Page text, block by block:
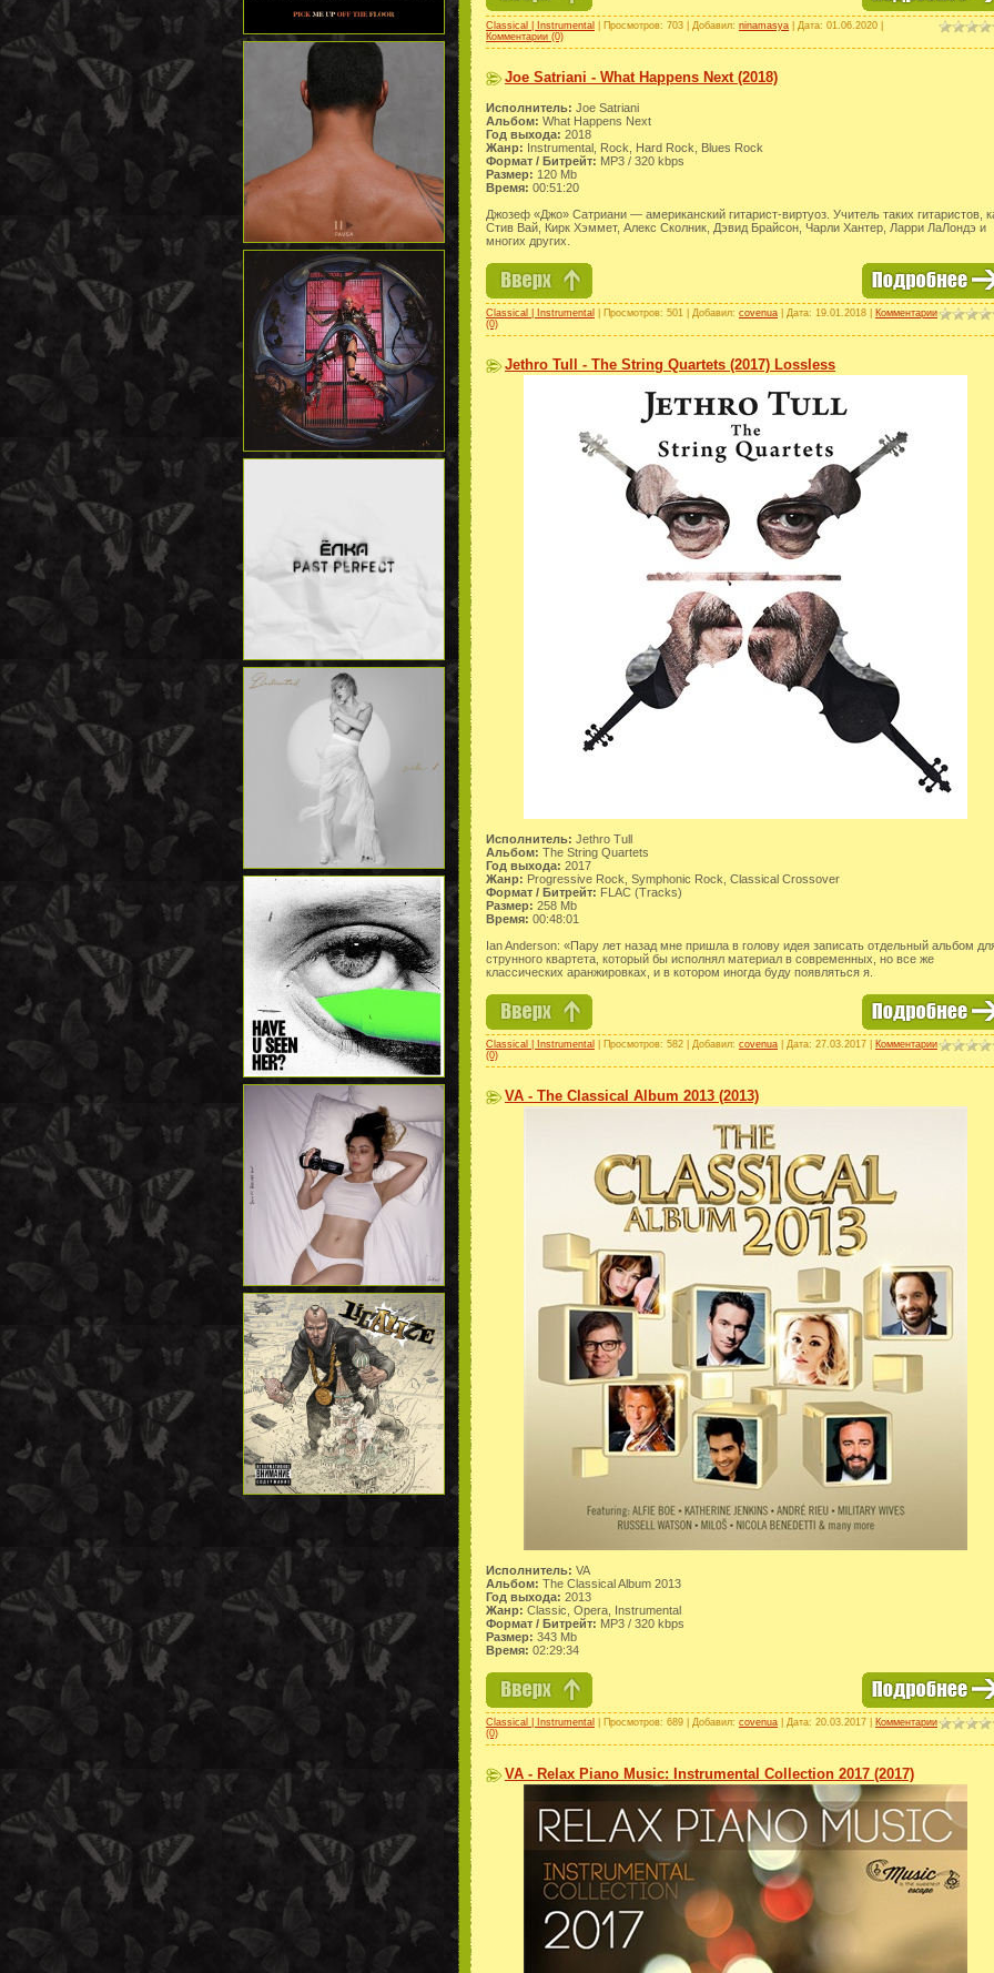
Classical | Instrumental | Просмотров: 703 | Добавил: ninamasya | Дата: 01.06.2020
Комментарии (0)
Joe Satriani - What Happens Next (2018)
Исполнитель: Joe Satriani
Альбом: What Happens Next
Год выхода: 2018
Жанр: Instrumental, Rock, Hard Rock, Blues Rock
Формат / Битрейт: МР3 / 320 kbps
Размер: 120 Mb
Время: 00:51:20
Джозеф «Джо» Сатриани — американский гитарист-виртуоз. Учитель таких гитаристов,
Стив Вай, Кирк Хэммет, Алекс Сколник, Дэвид Брайсон, Чарли Хантер, Ларри ЛаЛондэ и
многих других.
Classical | Instrumental | Просмотров: 501 | Добавил: covenua | Дата: 19.01.2018
Комментарии
(0)
Jethro Tull - The String Quartets (2017) Lossless
Исполнитель: Jethro Tull
Альбом: The String Quartets
Год выхода: 2017
Жанр: Progressive Rock, Symphonic Rock, Classical Crossover
Формат / Битрейт: FLAC (Tracks)
Размер: 258 Mb
Время: 00:48:01
Ian Anderson: «Пару лет назад мне пришла в голову идея записать отдельный альбом
струнного квартета, который бы исполнял материал в современных, но все же
классических аранжировках, и в котором иногда буду появляться я.
Classical | Instrumental | Просмотров: 582 | Добавил: covenua | Дата: 27.03.2017
Комментарии
(0)
VA - The Classical Album 2013 (2013)
Исполнитель: VA
Альбом: The Classical Album 2013
Год выхода: 2013
Жанр: Classic, Opera, Instrumental
Формат / Битрейт: МР3 / 320 kbps
Размер: 343 Mb
Время: 02:29:34
Classical | Instrumental | Просмотров: 689 | Добавил: covenua | Дата: 20.03.2017
Комментарии
(0)
VA - Relax Piano Music: Instrumental Collection 2017 (2017)